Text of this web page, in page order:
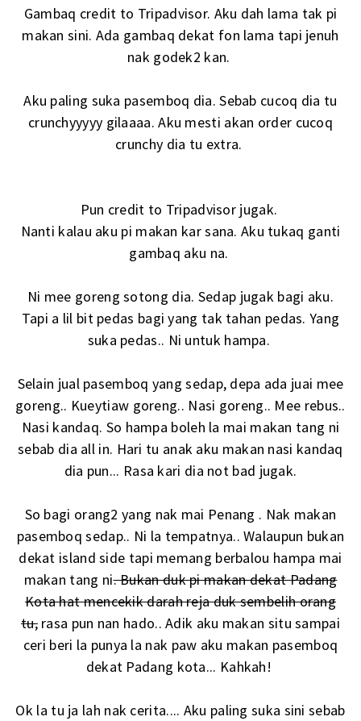
Gambaq credit to Tripadvisor. Aku dah lama tak pi
makan sini. Ada gambaq dekat fon lama tapi jenuh
nak godek2 kan.
Aku paling suka pasemboq dia. Sebab cucoq dia tu
crunchyyyyy gilaaaa. Aku mesti akan order cucoq
crunchy dia tu extra.
Pun credit to Tripadvisor jugak.
Nanti kalau aku pi makan kar sana. Aku tukaq ganti
gambaq aku na.
Ni mee goreng sotong dia. Sedap jugak bagi aku.
Tapi a lil bit pedas bagi yang tak tahan pedas. Yang
suka pedas.. Ni untuk hampa.
Selain jual pasemboq yang sedap, depa ada juai mee
goreng.. Kueytiaw goreng.. Nasi goreng.. Mee rebus..
Nasi kandaq. So hampa boleh la mai makan tang ni
sebab dia all in. Hari tu anak aku makan nasi kandaq
dia pun... Rasa kari dia not bad jugak.
So bagi orang2 yang nak mai Penang . Nak makan
pasemboq sedap.. Ni la tempatnya.. Walaupun bukan
dekat island side tapi memang berbalou hampa mai
makan tang ni. Bukan duk pi makan dekat Padang
Kota hat mencekik darah reja duk sembelih orang
tu,rasa pun nan hado.. Adik aku makan situ sampai
ceri beri la punya la nak paw aku makan pasemboq
dekat Padang kota... Kahkah!
Ok la tu ja lah nak cerita.... Aku paling suka sini sebab